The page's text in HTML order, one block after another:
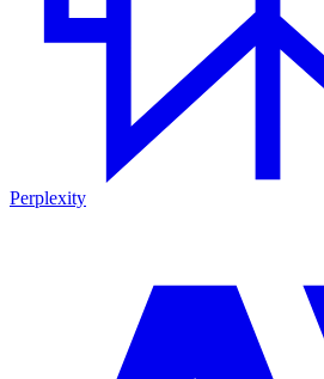
Perplexity